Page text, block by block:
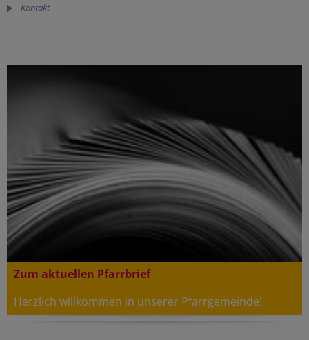
Kontakt
Zum aktuellen Pfarrbrief
Herzlich willkommen in unserer Pfarrgemeinde!